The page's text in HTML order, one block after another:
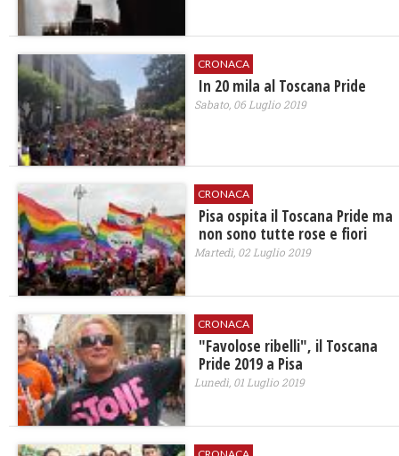
CRONACA
In 20 mila al Toscana Pride
Sabato, 06 Luglio 2019
CRONACA
Pisa ospita il Toscana Pride ma
non sono tutte rose e fiori
Martedì, 02 Luglio 2019
CRONACA
"Favolose ribelli", il Toscana
Pride 2019 a Pisa
Lunedì, 01 Luglio 2019